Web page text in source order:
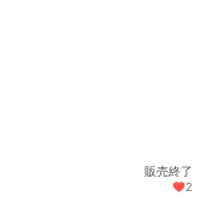
販売終了
2